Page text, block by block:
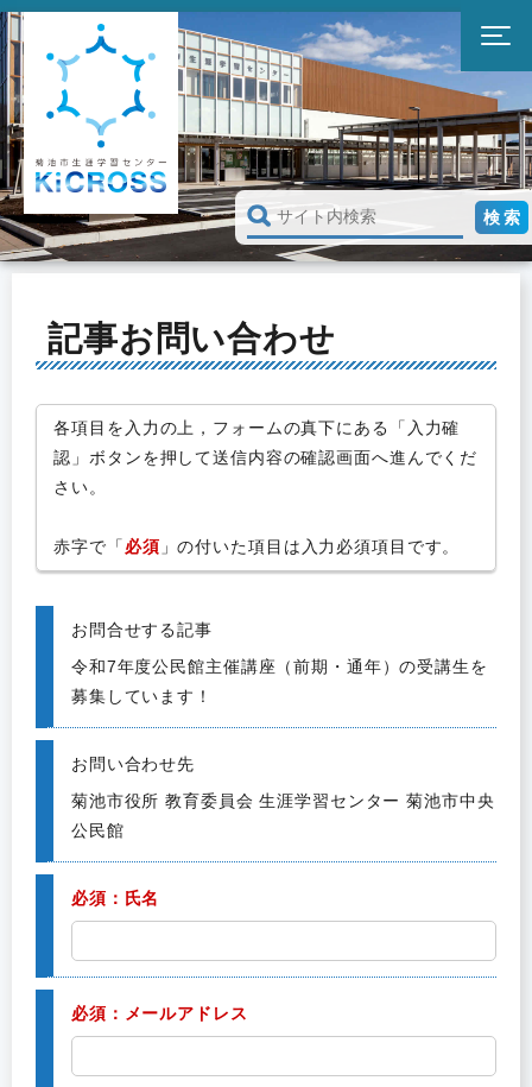
記事お問い合わせ
各項目を入力の上，フォームの真下にある「入力確
認」ボタンを押して送信内容の確認画面へ進んでくだ
さい。
赤字で「 必須 」の付いた項目は入力必須項目です。
お問合せする記事
令和7年度公民館主催講座（前期・通年）の受講生を
募集しています！
お問い合わせ先
菊池市役所 教育委員会 生涯学習センター 菊池市中央
公民館
必須：氏名
必須：メールアドレス